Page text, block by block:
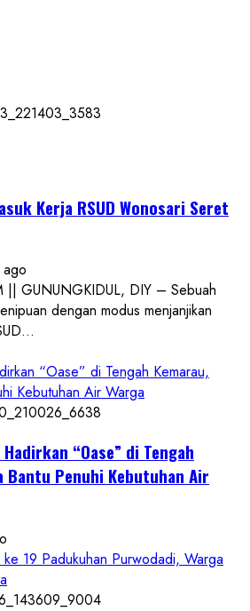
Kerja RSUD Wonosari Seret
|| GUNUNGKIDUL, DIY – Sebuah
dengan modus menjanjikan
“Oase” di Tengah Kemarau,
Kebutuhan Air Warga
“Oase” di Tengah
Bantu Penuhi Kebutuhan Air
19 Padukuhan Purwodadi, Warga